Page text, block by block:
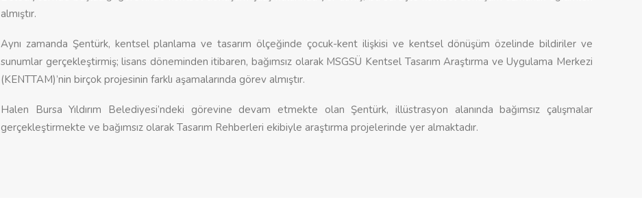
almıştır.
Aynı zamanda Şentürk, kentsel planlama ve tasarım ölçeğinde çocuk-kent ilişkisi ve kentsel dönüşüm özelinde bildiriler ve
sunumlar gerçekleştirmiş; lisans döneminden itibaren, bağımsız olarak MSGSÜ Kentsel Tasarım Araştırma ve Uygulama Merkezi
(KENTTAM)’nin birçok projesinin farklı aşamalarında görev almıştır.
Halen Bursa Yıldırım Belediyesi’ndeki görevine devam etmekte olan Şentürk, illüstrasyon alanında bağımsız çalışmalar
gerçekleştirmekte ve bağımsız olarak Tasarım Rehberleri ekibiyle araştırma projelerinde yer almaktadır.